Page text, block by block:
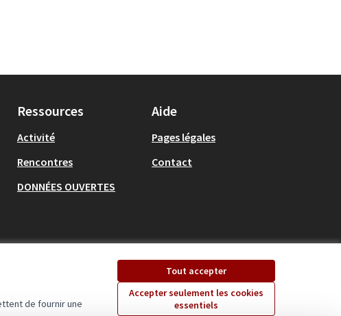
de fournir une
Tout accepter
Accepter seulement les cookies
essentiels
Ressources
Activité
Rencontres
DONNÉES OUVERTES
Aide
Pages légales
Contact